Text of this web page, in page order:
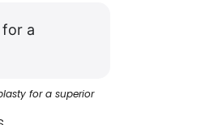
a
for a superior